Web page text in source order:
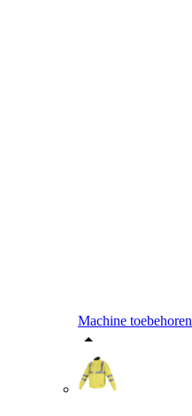
Machine toebehoren